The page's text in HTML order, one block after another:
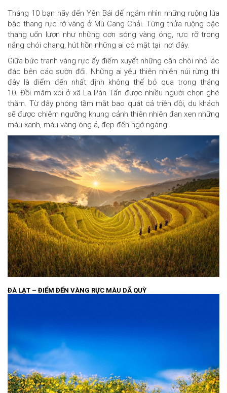
Tháng 10 bạn hãy đến Yên Bái để ngắm nhìn những ruộng lúa
bậc thang rực rỡ vàng ở Mù Cang Chải. Từng thửa ruộng bậc
thang uốn lượn như những cơn sóng vàng óng, rực rỡ trong
nắng chói chang, hút hồn những ai có mặt tại nơi đây.
Giữa bức tranh vàng rực ấy điểm xuyết những căn chòi nhỏ lác
đác bên các sườn đối. Những ai yêu thiên nhiên núi rừng thì
đây là điểm đến nhất định không thể bỏ qua trong tháng
10. Đồi mâm xôi ở xã La Pán Tẩn được nhiều người chọn ghé
thăm. Từ đây phóng tầm mắt bao quát cả triền đồi, du khách
sẽ được chiêm ngưỡng khung cảnh thiên nhiên đan xen những
màu xanh, màu vàng óng ả, đẹp đến ngỡ ngàng.
ĐÀ LẠT – ĐIỂM ĐẾN VÀNG RỰC MÀU DÃ QUỲ